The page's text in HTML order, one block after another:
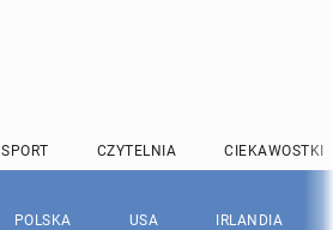
SPORT CZYTELNIA CIEKAWOSTKI
POLSKA USA IRLANDIA